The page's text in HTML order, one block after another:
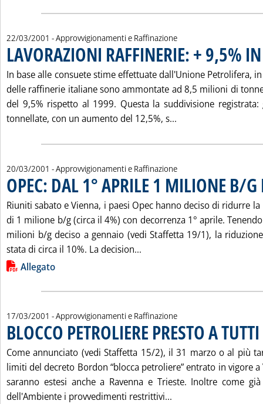
22/03/2001 - Approvvigionamenti e Raffinazione
LAVORAZIONI RAFFINERIE: + 9,5%
In base alle consuete stime effettuate dall'Unione Petrolifera,
delle raffinerie italiane sono ammontate ad 8,5 milioni di
del 9,5% rispetto al 1999. Questa la suddivisione
tonnellate, con un aumento del 12,5%, s...
20/03/2001 - Approvvigionamenti e Raffinazione
OPEC: DAL 1° APRILE 1 MILIONE B/
Riuniti sabato e Vienna, i paesi Opec hanno deciso di ridurre
di 1 milione b/g (circa il 4%) con decorrenza 1° aprile.
milioni b/g deciso a gennaio (vedi Staffetta 19/1), la
stata di circa il 10%. La decision...
Lista allegati PDF alla notizia
Allegato
17/03/2001 - Approvvigionamenti e Raffinazione
BLOCCO PETROLIERE PRESTO A
Come annunciato (vedi Staffetta 15/2), il 31 marzo o al più
limiti del decreto Bordon “blocca petroliere” entrato in vigore
saranno estesi anche a Ravenna e Trieste. Inoltre come
dell'Ambiente i provvedimenti restrittivi...